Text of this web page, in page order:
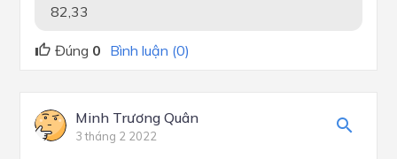
82,33
Đúng 0 Bình luận (0)
Minh Trương Quân
3 tháng 2 2022